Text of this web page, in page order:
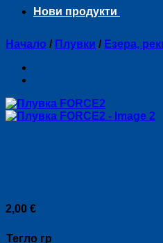
Нови продукти
Начало / Плувки / Езера,
2,00 €
Тегло гр